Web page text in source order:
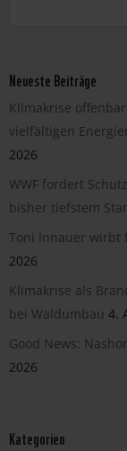
Neueste Beiträge
Klimakrise
vielfältigen
2026
WWF fordert
bisher tiefstem
Toni Innauer wirbt
2026
Klimakrise als
bei Waldumbau 4.
Good News:
2026
Kategorien